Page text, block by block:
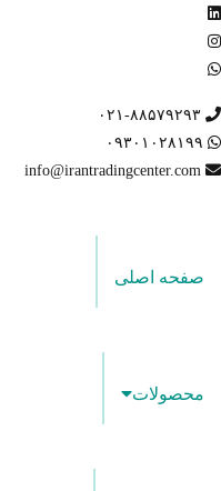
۰۲۱-۸۸۵۷۹۲۹۳
۰۹۳۰۱۰۲۸۱۹۹
info@irantradingcenter.com
صفحه اصلی
محصولات